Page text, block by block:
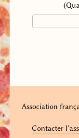
Association
Contacter